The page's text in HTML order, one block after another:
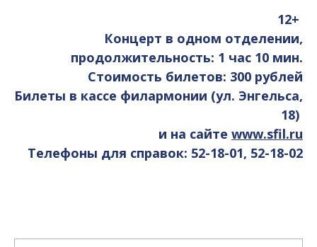
12+
Концерт в одном отделении,
продолжительность: 1 час 10 мин.
Стоимость билетов: 300 рублей
Билеты в кассе филармонии (ул. Энгельса,
18)
и на сайте www.sfil.ru
Телефоны для справок: 52-18-01, 52-18-02